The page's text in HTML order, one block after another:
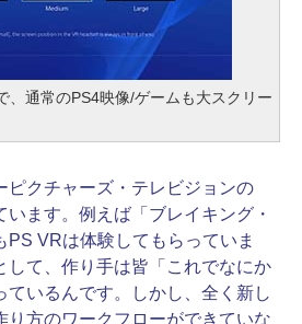
、通常のPS4映像/ゲームも大スクリー
クチャーズ・テレビジョンの
います。例えば「ブレイキング・
PS VRは体験してもらっていま
して、作り手は皆「これでなにか
ているんです。しかし、全く新し
り方のワークフローができていな